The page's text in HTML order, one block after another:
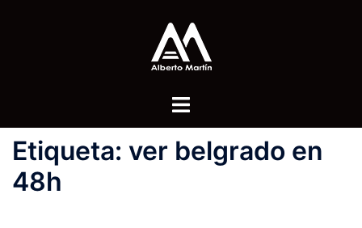
Alternar
Etiqueta: ver belgrado en
48h